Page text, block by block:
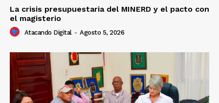
La crisis presupuestaria del MINERD y el pacto con
el magisterio
Atacando Digital - Agosto 5, 2026